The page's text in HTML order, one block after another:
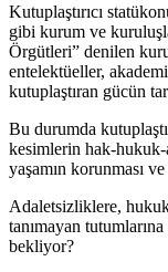
Kutuplaştırıcı
gibi kurum ve
Örgütleri” denilen
entelektüeller,
kutuplaştıran gücün
Bu durumda
kesimlerin hak-
yaşamın korunması
Adaletsizliklere,
tanımayan
bekliyor?